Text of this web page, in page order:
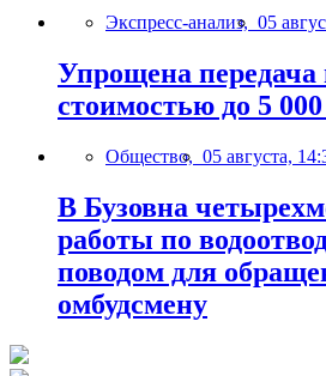
Экспресс-анализ, 05
Упрощена передача
стоимостью до 5
Общество, 05 августа,
В Бузовна
работы по
поводом для
омбудсмену